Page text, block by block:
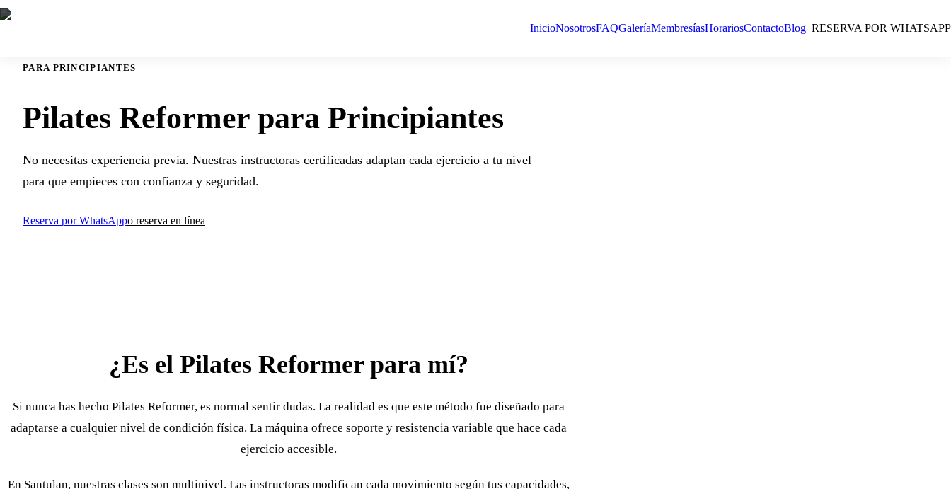
InicioNosotrosFAQGaleríaMembresíasHorariosContactoBlog RESERVA POR WHATSAPP
PARA PRINCIPIANTES
Pilates Reformer para Principiantes
No necesitas experiencia previa. Nuestras instructoras certificadas adaptan cada ejercicio a tu nivel
para que empieces con confianza y seguridad.
Reserva por WhatsAppo reserva en línea
¿Es el Pilates Reformer para mí?
Si nunca has hecho Pilates Reformer, es normal sentir dudas. La realidad es que este método fue diseñado para
adaptarse a cualquier nivel de condición física. La máquina ofrece soporte y resistencia variable que hace cada
ejercicio accesible.
En Santulan, nuestras clases son multinivel. Las instructoras modifican cada movimiento según tus capacidades,